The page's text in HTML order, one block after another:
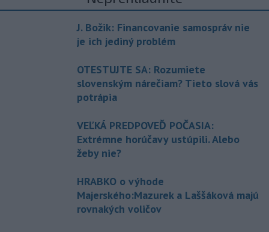
J. Božik: Financovanie samospráv nie
je ich jediný problém
OTESTUJTE SA: Rozumiete
slovenským nárečiam? Tieto slová vás
potrápia
VEĽKÁ PREDPOVEĎ POČASIA:
Extrémne horúčavy ustúpili. Alebo
žeby nie?
HRABKO o výhode
Majerského:Mazurek a Laššáková majú
rovnakých voličov